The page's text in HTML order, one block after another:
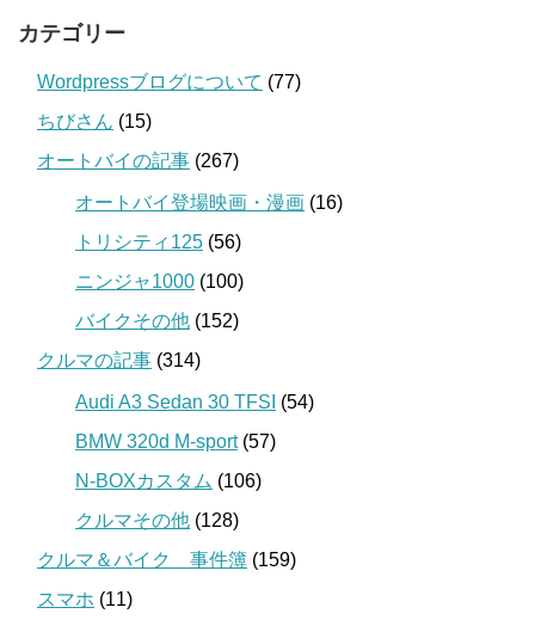
カテゴリー
Wordpressブログについて (77)
ちびさん (15)
オートバイの記事 (267)
オートバイ登場映画・漫画 (16)
トリシティ125 (56)
ニンジャ1000 (100)
バイクその他 (152)
クルマの記事 (314)
Audi A3 Sedan 30 TFSI (54)
BMW 320d M-sport(57)
N-BOXカスタム (106)
クルマその他 (128)
クルマ＆バイク 事件簿 (159)
スマホ (11)